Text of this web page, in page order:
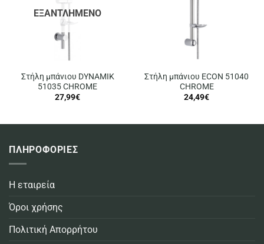
ΕΞΑΝΤΛΗΜΈΝΟ
Στήλη μπάνιου DYNAMIK
51035 CHROME
27,99€
Στήλη μπάνιου ECON 51040
CHROME
24,49€
ΠΛΗΡΟΦΟΡΙΕΣ
Η εταιρεία
Όροι χρήσης
Πολιτική Απορρήτου